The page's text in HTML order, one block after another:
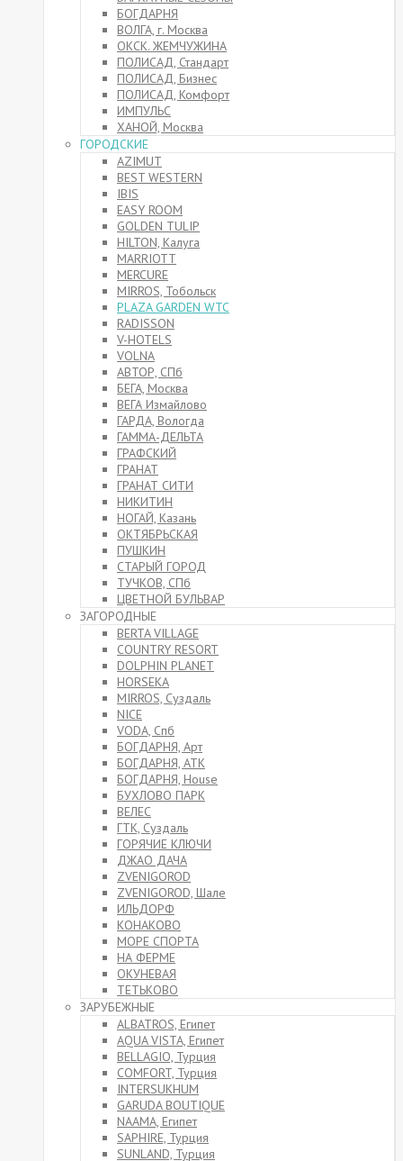
БОГДАРНЯ
ВОЛГА, г. Москва
ОКСК. ЖЕМЧУЖИНА
ПОЛИСАД, Стандарт
ПОЛИСАД, Бизнес
ПОЛИСАД, Комфорт
ИМПУЛЬС
ХАНОЙ, Москва
ГОРОДСКИЕ
AZIMUT
BEST WESTERN
IBIS
EASY ROOM
GOLDEN TULIP
HILTON, Калуга
MARRIOTT
MERCURE
MIRROS, Тобольск
PLAZA GARDEN WTC
RADISSON
V-HOTELS
VOLNA
АВТОР, СПб
БЕГА, Москва
ВЕГА Измайлово
ГАРДА, Вологда
ГАММА-ДЕЛЬТА
ГРАФСКИЙ
ГРАНАТ
ГРАНАТ СИТИ
НИКИТИН
НОГАЙ, Казань
ОКТЯБРЬСКАЯ
ПУШКИН
СТАРЫЙ ГОРОД
ТУЧКОВ, СПб
ЦВЕТНОЙ БУЛЬВАР
ЗАГОРОДНЫЕ
BERTA VILLAGE
COUNTRY RESORT
DOLPHIN PLANET
HORSEKA
MIRROS, Суздаль
NICE
VODA, Спб
БОГДАРНЯ, Арт
БОГДАРНЯ, АТК
БОГДАРНЯ, House
БУХЛОВО ПАРК
ВЕЛЕС
ГТК, Суздаль
ГОРЯЧИЕ КЛЮЧИ
ДЖАО ДАЧА
ZVENIGOROD
ZVENIGOROD, Шале
ИЛЬДОРФ
КОНАКОВО
МОРЕ СПОРТА
НА ФЕРМЕ
ОКУНЕВАЯ
ТЕТЬКОВО
ЗАРУБЕЖНЫЕ
ALBATROS, Египет
AQUA VISTA, Египет
BELLAGIO, Турция
COMFORT, Турция
INTERSUKHUM
GARUDA BOUTIQUE
NAAMA, Египет
SAPHIRE, Турция
SUNLAND, Турция